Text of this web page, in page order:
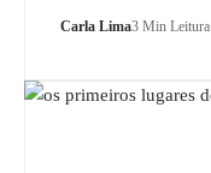
Carla Lima3 Min Leitura